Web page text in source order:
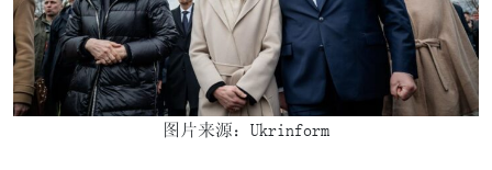
图片来源：Ukrinform